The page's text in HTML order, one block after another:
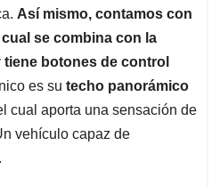
Así mismo, contamos con
se combina con la
botones de control
es su techo panorámico
cual aporta una sensación de
vehículo capaz de